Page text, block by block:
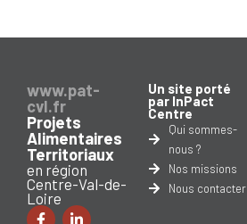
www.pat-
cvl.fr
Projets
Alimentaires
Territoriaux
en région
Centre-Val-de-
Loire
Un site porté
par InPact
Centre
Qui sommes-
nous ?
Nos missions
Nous contacter